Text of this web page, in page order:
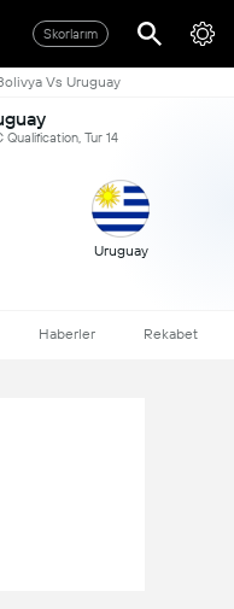
Skorlarım
Vs Uruguay
Tur 14
Uruguay
Haberler Rekabet